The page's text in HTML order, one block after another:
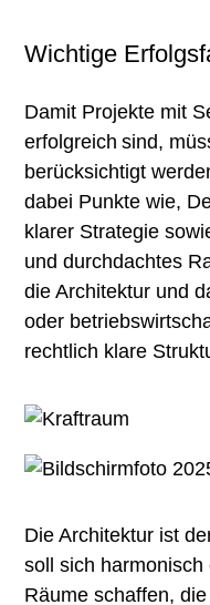
Wichtige
Damit Projekte mit
erfolgreich sind,
berücksichtigt
dabei Punkte wie,
klarer Strategie
und durchdachtes
die Architektur und
oder
rechtlich klare
Die Architektur ist
soll sich
Räume schaffen,